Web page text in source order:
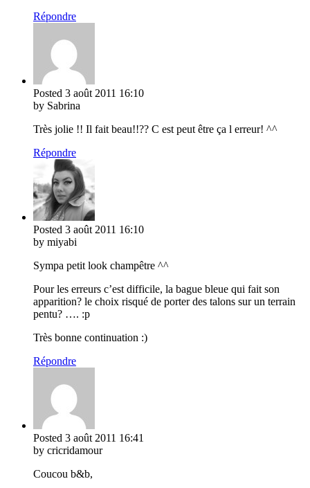
Répondre
Posted 3 août 2011 16:10
by Sabrina
Très jolie !! Il fait beau!!?? C est peut être ça l erreur! ^^
Répondre
Posted 3 août 2011 16:10
by miyabi
Sympa petit look champêtre ^^
Pour les erreurs c’est difficile, la bague bleue qui fait son
apparition? le choix risqué de porter des talons sur un terrain
pentu? …. :p
Très bonne continuation :)
Répondre
Posted 3 août 2011 16:41
by cricridamour
Coucou b&b,